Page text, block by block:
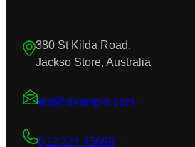
380 St Kilda Road,
Jackso Store, Australia
test@example.com
012 324 45698